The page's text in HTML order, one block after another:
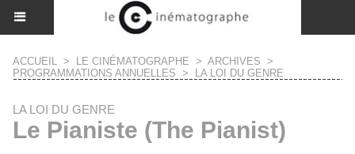
ACCUEIL > LE CINÉMATOGRAPHE > ARCHIVES >
PROGRAMMATIONS ANNUELLES > LA LOI DU GENRE
LA LOI DU GENRE
Le Pianiste (The Pianist)